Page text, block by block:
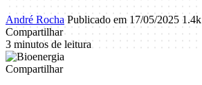
André Rocha Publicado em 17/05/2025
Compartilhar
3 minutos de leitura
Compartilhar